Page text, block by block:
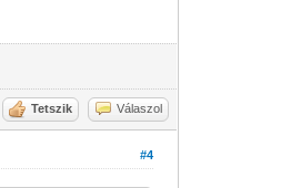
Tetszik Válaszol
#4